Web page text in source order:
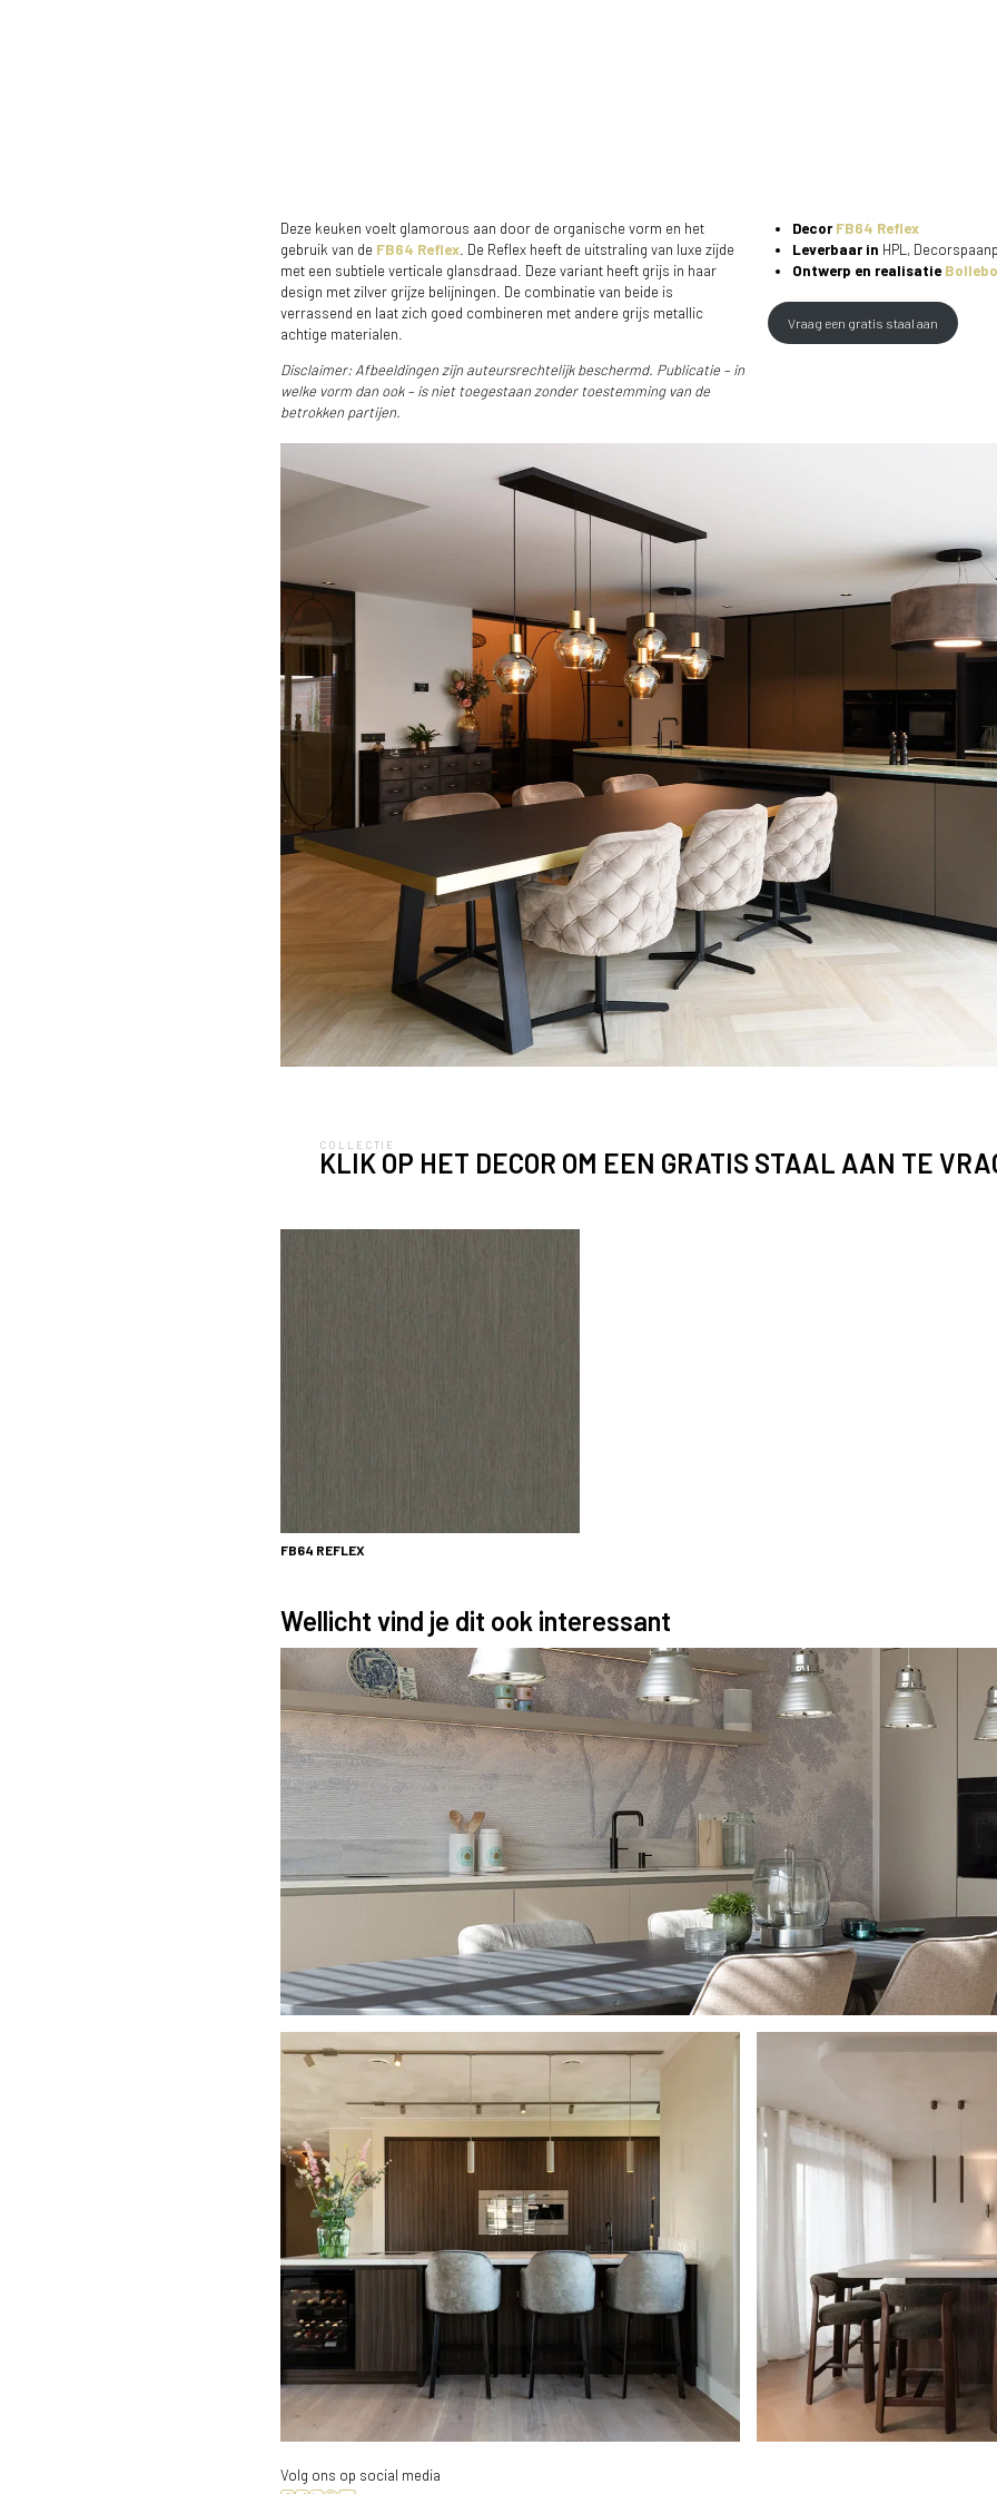
Deze keuken voelt glamorous aan door de organische vorm en het
gebruik van de FB64 Reflex . De Reflex heeft de uitstraling van luxe zijde
met een subtiele verticale glansdraad. Deze variant heeft grijs in haar
design met zilver grijze belijningen. De combinatie van beide is
verrassend en laat zich goed combineren met andere grijs metallic
achtige materialen.
Disclaimer: Afbeeldingen zijn auteursrechtelijk beschermd. Publicatie – in
welke vorm dan ook – is niet toegestaan zonder toestemming van de
betrokken partijen.
DecorFB64 Reflex
Leverbaar in HPL,
Ontwerp en realisatie
Vraag een gratis staal aan
Keuken uitgevoerd in FB64 Reflex
COLLECTIE
KLIK OP HET DECOR OM EEN GRATIS STAAL AAN TE
FB64 REFLEX
Wellicht vind je dit ook interessant
Volg ons op social media